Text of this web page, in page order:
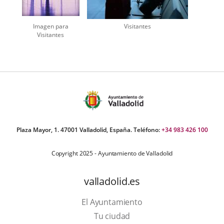
Imagen para
Visitantes
Visitantes
Plaza Mayor, 1. 47001 Valladolid, España. Teléfono:+34 983 426 100
Copyright 2025 - Ayuntamiento de Valladolid
valladolid.es
El Ayuntamiento
Tu ciudad